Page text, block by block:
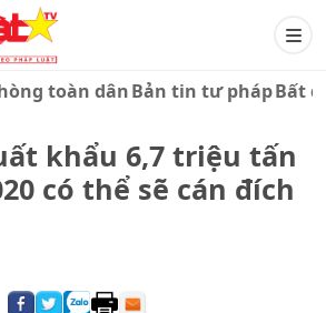
toàn dânBản tin tư phápBất
khẩu 6,7 triệu tấn
có thể sẽ cán đích